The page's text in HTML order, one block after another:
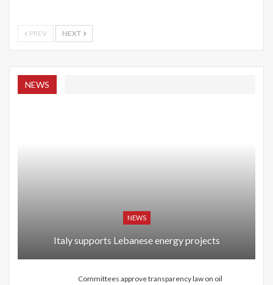
PREV NEXT
NEWS
NEWS
Italy supports Lebanese energy projects
Committees approve transparency law on oil